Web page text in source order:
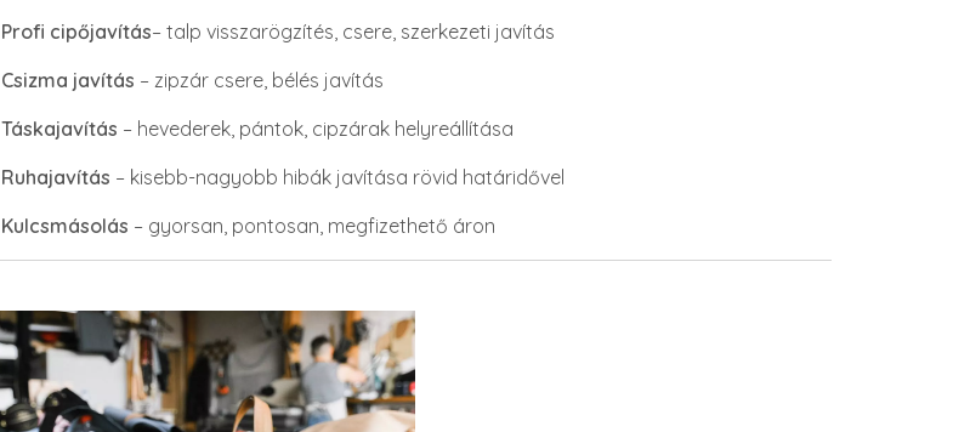
Profi cipőjavítás– talp visszarögzítés, csere, szerkezeti javítás
Csizma javítás – zipzár csere, bélés javítás
Táskajavítás – hevederek, pántok, cipzárak helyreállítása
Ruhajavítás – kisebb-nagyobb hibák javítása rövid határidővel
Kulcsmásolás – gyorsan, pontosan, megfizethető áron